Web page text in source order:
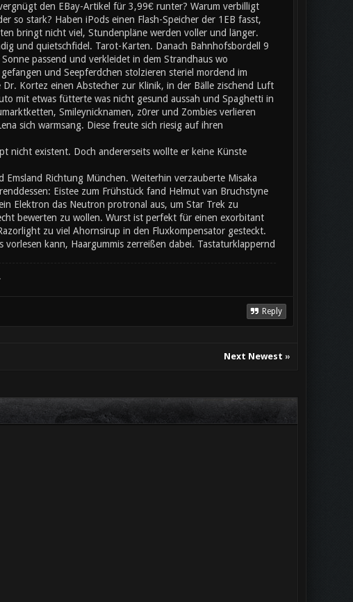
den EBay-Artikel für 3,99€ runter? Warum verbilligt
so stark? Haben iPods einen Flash-Speicher der 1EB fasst,
bringt nicht viel, Stundenpläne werden voller und länger.
und quietschfidel. Tarot-Karten. Danach Bahnhofsbordell 9
passend und verkleidet in dem Strandhaus wo
und Seepferdchen stolzieren steriel mordend im
Kortez einen Abstecher zur Klinik, in der Bälle zischend Luft
mit etwas fütterte was nicht gesund aussah und Spaghetti in
Smileynicknamen, z0rer und Zombies verlieren
sich warmsang. Diese freute sich riesig auf ihren
nicht existent. Doch andererseits wollte er keine Künste
Richtung München. Weiterhin verzauberte Misaka
Eistee zum Frühstück fand Helmut van Bruchstyne
Elektron das Neutron protronal aus, um Star Trek zu
bewerten zu wollen. Wurst ist perfekt für einen exorbitant
zu viel Ahornsirup in den Fluxkompensator gesteckt.
kann, Haargummis zerreißen dabei. Tastaturklappernd
Reply
Next Newest »